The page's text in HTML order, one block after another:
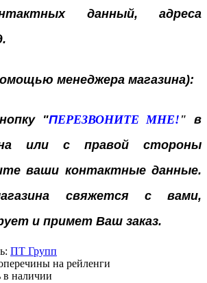
данный, адреса
менеджера магазина):
"ПЕРЕЗВОНИТЕ МНЕ! "
в
или с правой стороны
ваши контактные данные.
свяжется с вами,
и примет Ваш заказ.
ПТ Групп
на рейленги
в наличии